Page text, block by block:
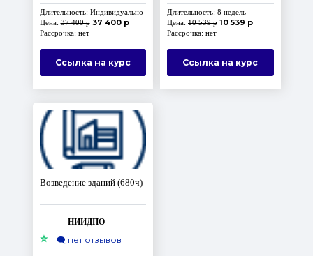
Длительность: Индивидуально
Цена:37 400 р 37 400 р
Рассрочка: нет
Ссылка на курс
Длительность: 8 недель
Цена: 10 539 р 10 539 р
Рассрочка: нет
Ссылка на курс
Возведение зданий (680ч)
НИИДПО
⭐ 🗨️ нет отзывов